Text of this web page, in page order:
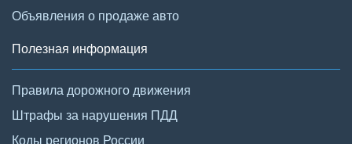
Объявления о продаже авто
Полезная информация
Правила дорожного движения
Штрафы за нарушения ПДД
Коды регионов России